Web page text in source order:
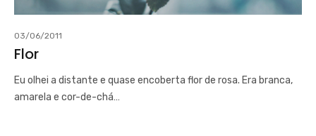
03/06/2011
Flor
Eu olhei a distante e quase encoberta flor de rosa. Era branca,
amarela e cor-de-chá…